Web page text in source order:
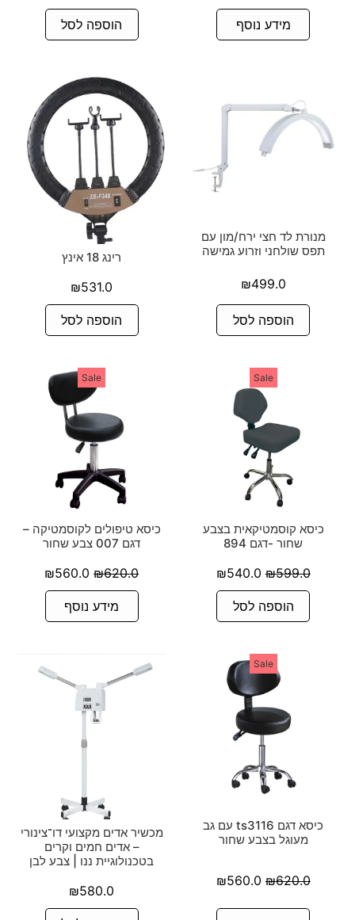
מידע נוסף הוספה לסל
מנורת לד חצי ירח/מון עם
תפס שולחני וזרוע גמישה
₪499.0
הוספה לסל
רינג 18 אינץ
₪531.0
הוספה לסל
Sale
כיסא קוסמטיקאית בצבע
שחור -דגם 894
₪599.0
₪540.0
הוספה לסל
Sale
כיסא טיפולים לקוסמטיקה –
דגם 007 צבע שחור
₪620.0
₪560.0
מידע נוסף
Sale
כיסא דגם ts3116 עם גב
מעוגל בצבע שחור
₪620.0
₪560.0
מכשיר אדים מקצועי דו־צינורי
– אדים חמים וקרים
בטכנולוגיית ננו | צבע לבן
₪580.0